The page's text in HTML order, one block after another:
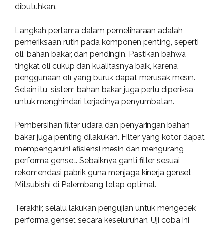
dibutuhkan.
Langkah pertama dalam pemeliharaan adalah
pemeriksaan rutin pada komponen penting, seperti
oli, bahan bakar, dan pendingin. Pastikan bahwa
tingkat oli cukup dan kualitasnya baik, karena
penggunaan oli yang buruk dapat merusak mesin.
Selain itu, sistem bahan bakar juga perlu diperiksa
untuk menghindari terjadinya penyumbatan.
Pembersihan filter udara dan penyaringan bahan
bakar juga penting dilakukan. Filter yang kotor dapat
mempengaruhi efisiensi mesin dan mengurangi
performa genset. Sebaiknya ganti filter sesuai
rekomendasi pabrik guna menjaga kinerja genset
Mitsubishi di Palembang tetap optimal.
Terakhir, selalu lakukan pengujian untuk mengecek
performa genset secara keseluruhan. Uji coba ini